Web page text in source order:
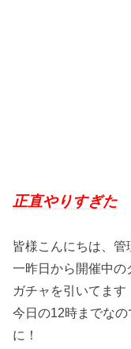
正直やりすぎた
皆様こんにちは、管
一昨日から開催中の
ガチャを引いてます
今日の12時までな
に！